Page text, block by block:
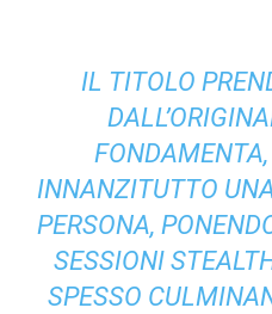
IL TITOLO
INNANZITUTTO
PERSONA,
SESSIONI
SPESSO